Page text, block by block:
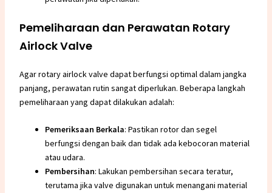
Pemeliharaan dan Perawatan Rotary
Airlock Valve
Agar rotary airlock valve dapat berfungsi optimal dalam jangka
panjang, perawatan rutin sangat diperlukan. Beberapa langkah
pemeliharaan yang dapat dilakukan adalah:
Pemeriksaan Berkala: Pastikan rotor dan segel
berfungsi dengan baik dan tidak ada kebocoran material
atau udara.
Pembersihan: Lakukan pembersihan secara teratur,
terutama jika valve digunakan untuk menangani material